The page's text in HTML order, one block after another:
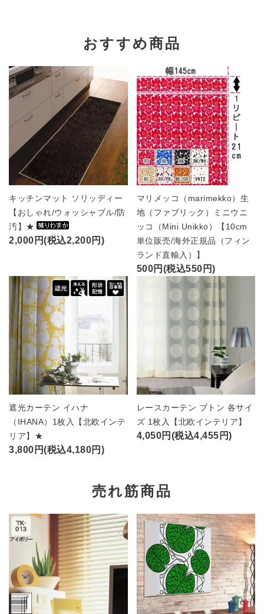
おすすめ商品
キッチンマット ソリッディー
【おしゃれ/ウォッシャブル/防
汚】★
2,000円(税込2,200円)
マリメッコ（marimekko）生
地（ファブリック）ミニウニ
ッコ（Mini Unikko）【10cm
単位販売/海外正規品（フィン
ランド直輸入）】
500円(税込550円)
遮光カーテン イハナ
（IHANA）1枚入【北欧インテ
リア】★
3,800円(税込4,180円)
レースカーテン ブトン 各サイ
ズ 1枚入【北欧インテリア】
4,050円(税込4,455円)
売れ筋商品